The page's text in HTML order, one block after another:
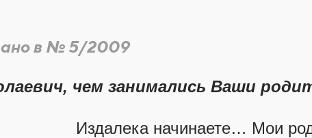
в № 5/2009
чем занимались Ваши
Издалека начинаете… Мои